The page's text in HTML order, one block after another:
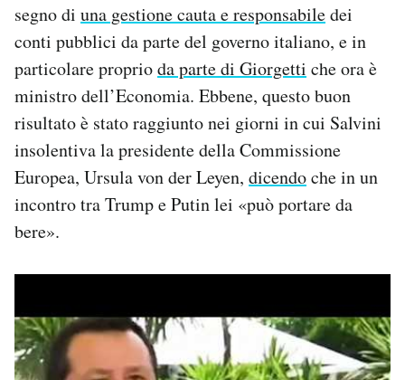
segno di una gestione cauta e responsabiledei
conti pubblici da parte del governo italiano, e in
particolare proprioda parte di Giorgetti che ora è
ministro dell’Economia. Ebbene, questo buon
risultato è stato raggiunto nei giorni in cui Salvini
insolentiva la presidente della Commissione
Europea, Ursula von der Leyen, dicendoche in un
incontro tra Trump e Putin lei «può portare da
bere».